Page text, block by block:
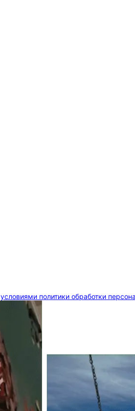
условиями политики обработки